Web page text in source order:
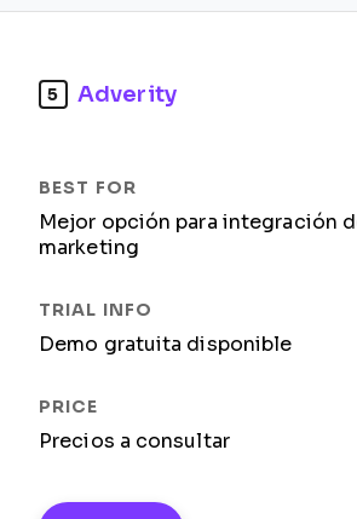
5 Adverity
Mejor opción para integración
marketing
Demo gratuita disponible
Precios a consultar